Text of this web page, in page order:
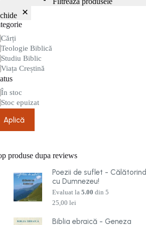
Cărți
Teologie Biblică
Studiu Biblic
Viața Creștină
În stoc
Stoc epuizat
Aplică
produse dupa reviews
Poezii de suflet - Călătorind
cu Dumnezeu!
Evaluat la5.00 din 5
25,00lei
Biblia ebraică - Geneza